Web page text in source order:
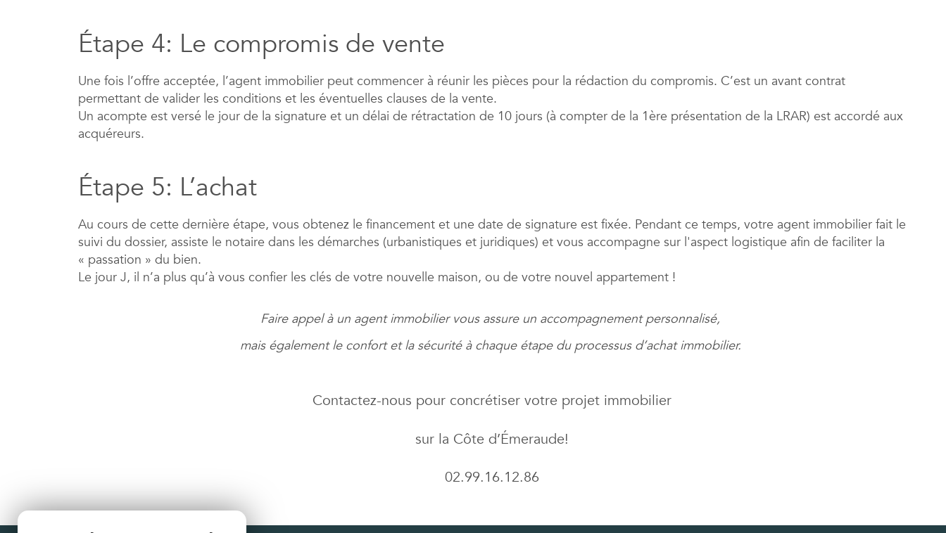
Étape 4: Le compromis de vente
Une fois l’offre acceptée, l’agent immobilier peut commencer à réunir les pièces pour la rédaction du compromis. C’est un avant contrat
permettant de valider les conditions et les éventuelles clauses de la vente.
Un acompte est versé le jour de la signature et un délai de rétractation de 10 jours (à compter de la 1ère présentation de la LRAR) est accordé aux
acquéreurs.
Étape 5: L’achat
Au cours de cette dernière étape, vous obtenez le financement et une date de signature est fixée. Pendant ce temps, votre agent immobilier fait le
suivi du dossier, assiste le notaire dans les démarches (urbanistiques et juridiques) et vous accompagne sur l'aspect logistique afin de faciliter la
« passation » du bien.
Le jour J, il n’a plus qu’à vous confier les clés de votre nouvelle maison, ou de votre nouvel appartement !
Faire appel à un agent immobilier vous assure un accompagnement personnalisé,
mais également le confort et la sécurité à chaque étape du processus d’achat immobilier.
Contactez-nous pour concrétiser votre projet immobilier
sur la Côte d’Émeraude!
02.99.16.12.86